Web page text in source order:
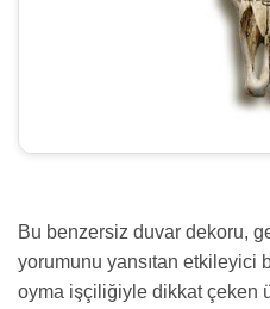
Bu benzersiz duvar dekoru,
yorumunu yansıtan etkileyici
oyma işçiliğiyle dikkat çeken